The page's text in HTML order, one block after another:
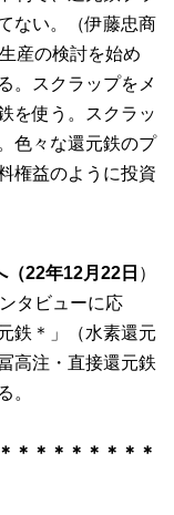
ない。（伊藤忠商
産の検討を始め
。スクラップをメ
を使う。スクラッ
色々な還元鉄のプ
権益のように投資
22年12月22日 ）
タビューに応
鉄＊」（水素還元
高注・直接還元鉄
。
＊＊＊＊＊＊＊＊